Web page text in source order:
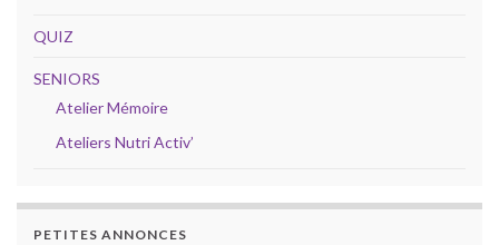
QUIZ
SENIORS
Atelier Mémoire
Ateliers Nutri Activ’
PETITES ANNONCES